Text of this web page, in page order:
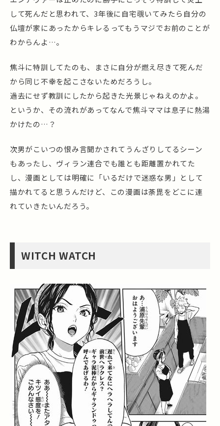
して死んだと思われて、3年後に自宅覗いてみたら自分の
仏壇が家にあったからキレるってもうマジでお前のことが
わからんよ…。
焦斗に特訓してたのも、まさに自分が燃え尽きて死んだ
から同じ不幸を起こさないためだろうし。
過去にせず教訓にしたから起きた光景じゃねえのかよ。
というか、その流れがあってなんで焦斗ママは息子に熱湯
かけたの…？
次男がこいつの恨み言聞かされてうんざりしてるシーン
もあったし、ヴィラン連合でも誰とも距離置かれてた
し、漫画としては明確に「いるだけで迷惑な男」として
描かれてると思うんだけど、この漫画は荼毘をどこに連
れていきたいんだろう。
WITCH WATCH